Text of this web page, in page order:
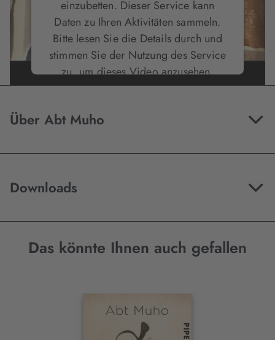
einzubetten. Dieser Service kann
Daten zu Ihren Aktivitäten sammeln.
Bitte lesen Sie die Details durch und
stimmen Sie der Nutzung des Service
zu, um dieses Video anzusehen.
Mehr Informationen
Akzeptieren
Über Abt Muho
Downloads
Das könnte Ihnen auch gefallen